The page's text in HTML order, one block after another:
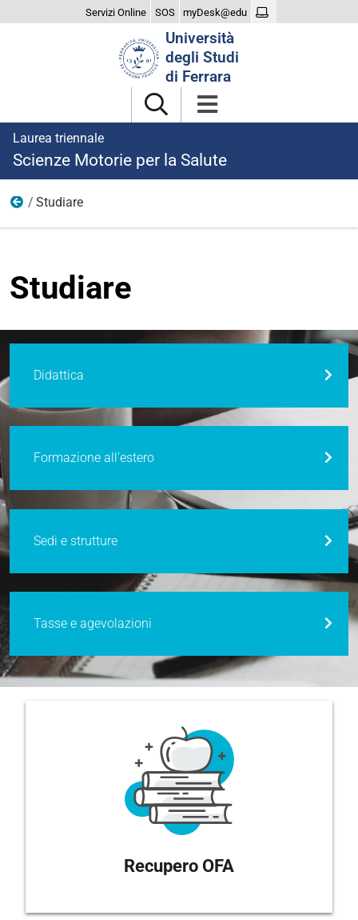
Servizi Online SOS myDesk@edu
Università
degli Studi
di Ferrara
Laurea triennale
Scienze Motorie per la Salute
Home
Studiare
Studiare
Didattica
Formazione all'estero
Sedi e strutture
Tasse e agevolazioni
Recupero OFA